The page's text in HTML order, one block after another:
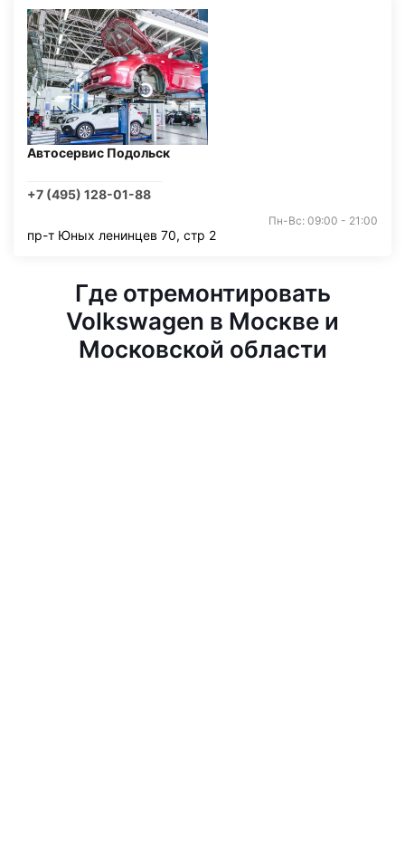
Автосервис Подольск
+7 (495) 128-01-88
Пн-Вс: 09:00 - 21:00
пр-т Юных ленинцев 70, стр 2
Где отремонтировать
Volkswagen в Москве и
Московской области